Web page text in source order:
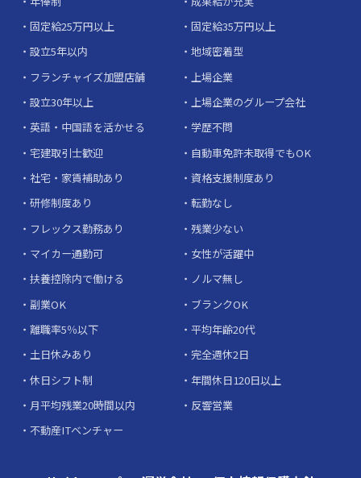
固定給25万円以上
固定給35万円以上
設立5年以内
地域密着型
フランチャイズ加盟店舗
上場企業
設立30年以上
上場企業のグループ会社
英語・中国語を活かせる
学歴不問
宅建取引士歓迎
自動車免許未取得でもOK
社宅・家賃補助あり
資格支援制度あり
研修制度あり
転勤なし
フレックス勤務あり
残業少ない
マイカー通勤可
女性が活躍中
扶養控除内で働ける
ノルマ無し
副業OK
ブランクOK
離職率5％以下
平均年齢20代
土日休みあり
完全週休2日
休日シフト制
年間休日120日以上
月平均残業20時間以内
反響営業
不動産ITベンチャー